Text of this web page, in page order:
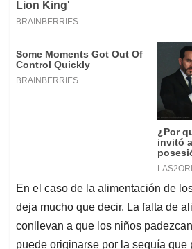
En el caso de la alimentación de
deja mucho que decir. La falta de
conllevan a que los niños
puede originarse por la sequía que